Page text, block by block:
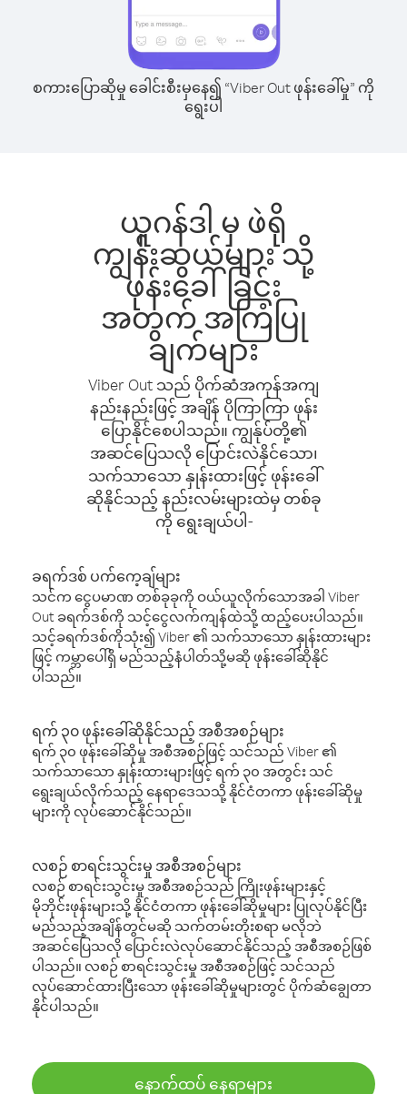
စကားပြောဆိုမှု ခေါင်းစီးမှနေ၍ “Viber Out ဖုန်းခေါ်မှု” ကို
ရွေးပါ
ယူဂန်ဒါ မှ ဖဲရို
ကျွန်းဆွယ်များ သို့
ဖုန်းခေါ်ခြင်း
အတွက် အကြံပြု
ချက်များ
Viber Out သည် ပိုက်ဆံအကုန်အကျ
နည်းနည်းဖြင့် အချိန် ပိုကြာကြာ ဖုန်း
ပြောနိုင်စေပါသည်။ ကျွန်ုပ်တို့၏
အဆင်ပြေသလို ပြောင်းလဲနိုင်သော၊
သက်သာသော နှုန်းထားဖြင့် ဖုန်းခေါ်
ဆိုနိုင်သည့် နည်းလမ်းများထဲမှ တစ်ခု
ကို ရွေးချယ်ပါ-
ခရက်ဒစ် ပက်ကေ့ချ်များ
သင်က ငွေပမာဏ တစ်ခုခုကို ဝယ်ယူလိုက်သောအခါ Viber
Out ခရက်ဒစ်ကို သင့်ငွေလက်ကျန်ထဲသို့ ထည့်ပေးပါသည်။
သင့်ခရက်ဒစ်ကိုသုံး၍ Viber ၏ သက်သာသော နှုန်းထားများ
ဖြင့် ကမ္ဘာပေါ်ရှိ မည်သည့်နံပါတ်သို့မဆို ဖုန်းခေါ်ဆိုနိုင်
ပါသည်။
ရက် ၃၀ ဖုန်းခေါ်ဆိုနိုင်သည့် အစီအစဉ်များ
ရက် ၃၀ ဖုန်းခေါ်ဆိုမှု အစီအစဉ်ဖြင့် သင်သည် Viber ၏
သက်သာသော နှုန်းထားများဖြင့် ရက် ၃၀ အတွင်း သင်
ရွေးချယ်လိုက်သည့် နေရာဒေသသို့ နိုင်ငံတကာ ဖုန်းခေါ်ဆိုမှု
များကို လုပ်ဆောင်နိုင်သည်။
လစဉ် စာရင်းသွင်းမှု အစီအစဉ်များ
လစဉ် စာရင်းသွင်းမှု အစီအစဉ်သည် ကြိုးဖုန်းများနှင့်
မိုဘိုင်းဖုန်းများသို့ နိုင်ငံတကာ ဖုန်းခေါ်ဆိုမှုများ ပြုလုပ်နိုင်ပြီး
မည်သည့်အချိန်တွင်မဆို သက်တမ်းတိုးစရာ မလိုဘဲ
အဆင်ပြေသလို ပြောင်းလဲလုပ်ဆောင်နိုင်သည့် အစီအစဉ်ဖြစ်
ပါသည်။ လစဉ် စာရင်းသွင်းမှု အစီအစဉ်ဖြင့် သင်သည်
လုပ်ဆောင်ထားပြီးသော ဖုန်းခေါ်ဆိုမှုများတွင် ပိုက်ဆံချွေတာ
နိုင်ပါသည်။
နောက်ထပ် နေရာများ